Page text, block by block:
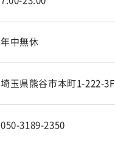
年中無休
埼玉県熊谷市本町1-222-3F
050-3189-2350